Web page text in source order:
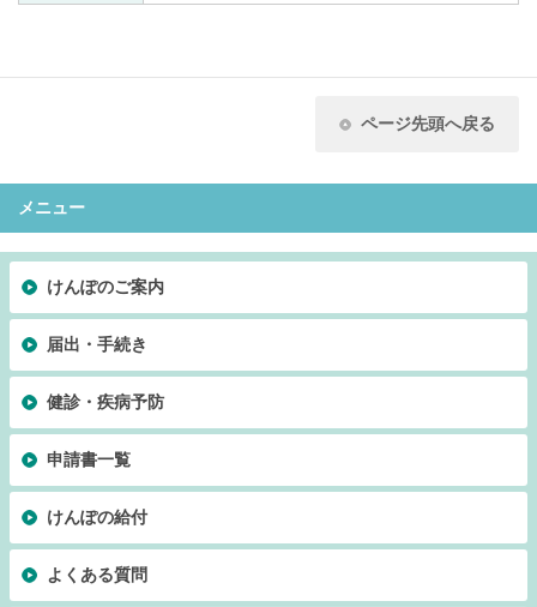
ページ先頭へ戻る
メニュー
けんぽのご案内
届出・手続き
健診・疾病予防
申請書一覧
けんぽの給付
よくある質問